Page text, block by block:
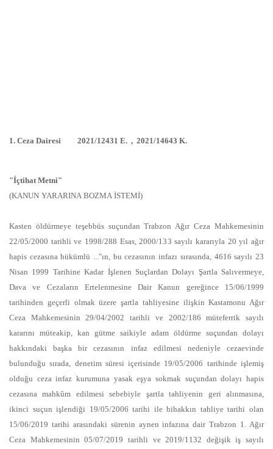
1. Ceza Dairesi 2021/12431 E. , 2021/14643 K.
"İçtihat Metni"
(KANUN YARARINA BOZMA İSTEMİ)
Kasten öldürmeye teşebbüs suçundan Trabzon Ağır Ceza Mahkemesinin
22/05/2000 tarihli ve 1998/288 Esas, 2000/133 sayılı kararıyla 20 yıl ağır
hapis cezasına hükümlü ..."ın, bu cezasının infazı sırasında, 4616 sayılı 23
Nisan 1999 Tarihine Kadar İşlenen Suçlardan Dolayı Şartla Salıvermeye,
Dava ve Cezaların Ertelenmesine Dair Kanun gereğince 15/06/1999
tarihinden geçerli olmak üzere şartla tahliyesine ilişkin Kastamonu Ağır
Ceza Mahkemesinin 29/04/2002 tarihli ve 2002/186 müteferrik sayılı
kararını müteakip, kan gütme saikiyle adam öldürme suçundan dolayı
hakkındaki başka bir cezasının infaz edilmesi nedeniyle cezaevinde
bulunduğu sırada, denetim süresi içerisinde 19/05/2006 tarihinde işlemiş
olduğu ceza infaz kurumuna yasak eşya sokmak suçundan dolayı hapis
cezasına mahkûm edilmesi sebebiyle şartla tahliyenin geri alınmasına,
ikinci suçun işlendiği 19/05/2006 tarihi ile bihakkın tahliye tarihi olan
15/06/2019 tarihi arasındaki sürenin aynen infazına dair Trabzon 1. Ağır
Ceza Mahkemesinin 05/07/2019 tarihli ve 2019/1132 değişik iş sayılı